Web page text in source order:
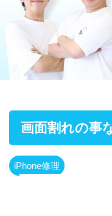
画面割れの事
iPhone修理